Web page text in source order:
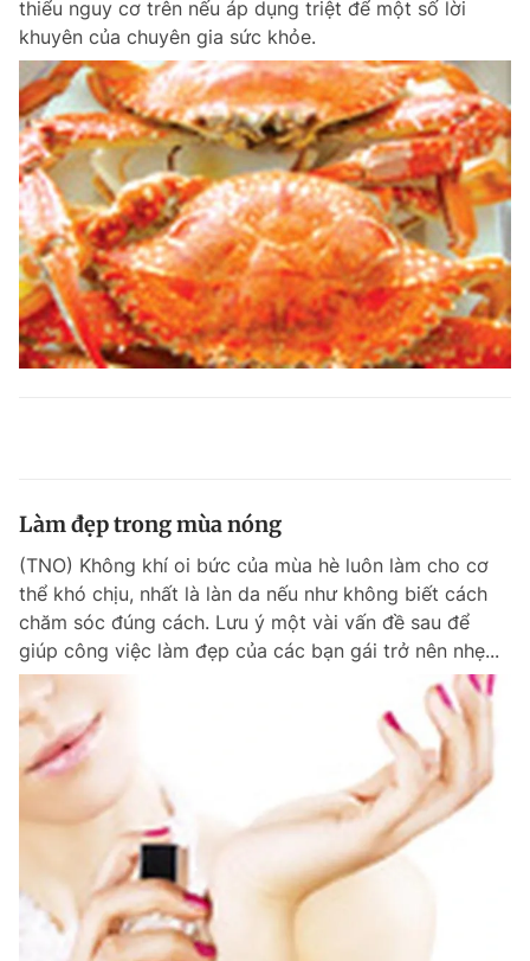
thiểu nguy cơ trên nếu áp dụng triệt để một số lời
khuyên của chuyên gia sức khỏe.
Làm đẹp trong mùa nóng
(TNO) Không khí oi bức của mùa hè luôn làm cho cơ
thể khó chịu, nhất là làn da nếu như không biết cách
chăm sóc đúng cách. Lưu ý một vài vấn đề sau để
giúp công việc làm đẹp của các bạn gái trở nên nhẹ...